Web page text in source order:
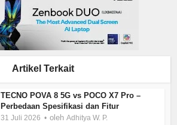
Artikel Terkait
TECNO POVA 8 5G vs POCO X7 Pro –
Perbedaan Spesifikasi dan Fitur
31 Juli 2026 olehAdhitya W. P.